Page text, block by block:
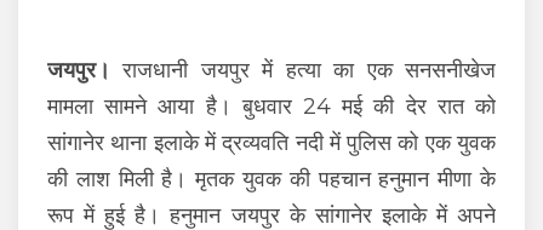
जयपुर। राजधानी जयपुर में हत्या का एक सनसनीखेज
मामला सामने आया है। बुधवार 24 मई की देर रात को
सांगानेर थाना इलाके में द्रव्यवति नदी में पुलिस को एक युवक
की लाश मिली है। मृतक युवक की पहचान हनुमान मीणा के
रूप में हुई है। हनुमान जयपुर के सांगानेर इलाके में अपने